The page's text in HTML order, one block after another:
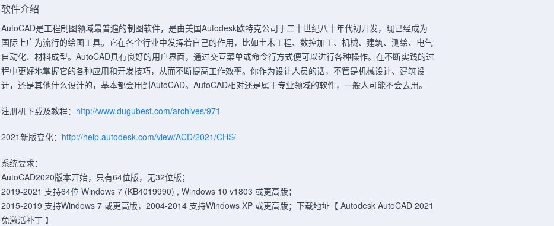
软件介绍
AutoCAD是工程制图领域最普遍的制图软件，是由美国Autodesk欧特克公司于二十世纪八十年代初开发，现已经成为
国际上广为流行的绘图工具。它在各个行业中发挥着自己的作用，比如土木工程、数控加工、机械、建筑、测绘、电气
自动化、材料成型。AutoCAD具有良好的用户界面，通过交互菜单或命令行方式便可以进行各种操作。在不断实践的过
程中更好地掌握它的各种应用和开发技巧，从而不断提高工作效率。你作为设计人员的话，不管是机械设计、建筑设
计，还是其他什么设计的，基本都会用到AutoCAD。AutoCAD相对还是属于专业领域的软件，一般人可能不会去用。
注册机下载及教程： http://www.dugubest.com/archives/971
2021新版变化： http://help.autodesk.com/view/ACD/2021/CHS/
系统要求：
AutoCAD2020版本开始，只有64位版，无32位版；
2019-2021 支持64位 Windows 7 (KB4019990) , Windows 10 v1803 或更高版；
2015-2019 支持Windows 7 或更高版，2004-2014 支持Windows XP 或更高版；下载地址【 Autodesk AutoCAD 2021
免激活补丁 】